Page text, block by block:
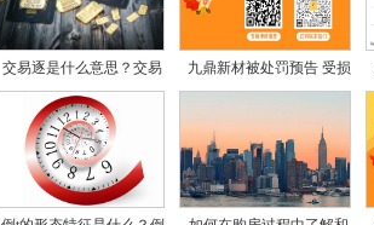
交易逐是什么意思？交易 九鼎新材被处罚预告 受损